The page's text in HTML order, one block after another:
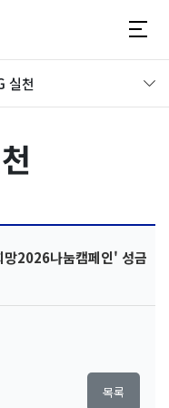
실천
2026나눔캠페인' 성금
목록